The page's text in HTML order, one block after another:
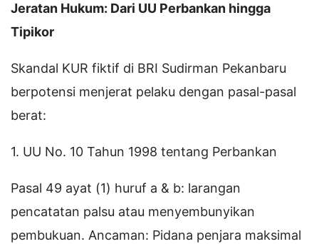
Jeratan Hukum: Dari UU Perbankan hingga
Tipikor
Skandal KUR fiktif di BRI Sudirman Pekanbaru
berpotensi menjerat pelaku dengan pasal-pasal
berat:
1. UU No. 10 Tahun 1998 tentang Perbankan
Pasal 49 ayat (1) huruf a & b: larangan
pencatatan palsu atau menyembunyikan
pembukuan. Ancaman: Pidana penjara maksimal